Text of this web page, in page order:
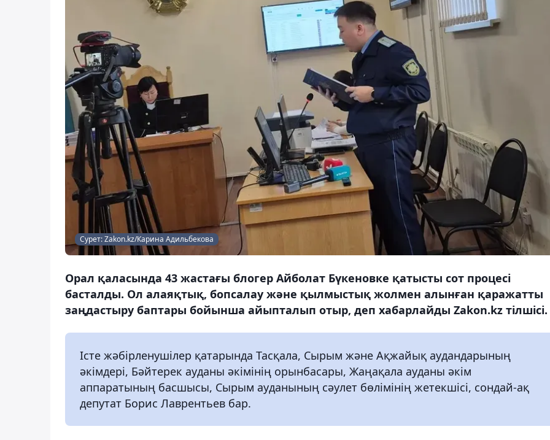
Сурет: Zakon.kz/Карина Адильбекова
Орал қаласында 43 жастағы блогер Айболат Бүкеновке қатысты сот процесі
басталды. Ол алаяқтық, бопсалау және қылмыстық жолмен алынған қаражатты
заңдастыру баптары бойынша айыпталып отыр, деп хабарлайды Zakon.kz тілшісі.
Істе жәбірленушілер қатарында Тасқала, Сырым және Ақжайық аудандарының
әкімдері, Бәйтерек ауданы әкімінің орынбасары, Жаңақала ауданы әкім
аппаратының басшысы, Сырым ауданының сәулет бөлімінің жетекшісі, сондай-ақ
депутат Борис Лаврентьев бар.